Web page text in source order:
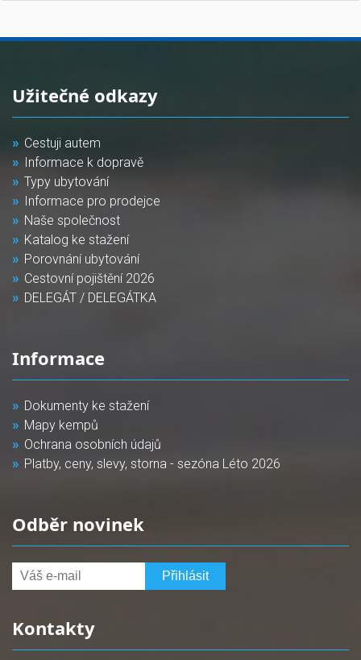
Užitečné odkazy
Cestuji autem
Informace k dopravě
Typy ubytování
Informace pro prodejce
Naše společnost
Katalog ke stažení
Porovnání ubytování
Cestovní pojištění 2026
DELEGÁT / DELEGÁTKA
Informace
Dokumenty ke stažení
Mapy kempů
Ochrana osobních údajů
Platby, ceny, slevy, storna - sezóna Léto 2026
Odběr novinek
Kontakty